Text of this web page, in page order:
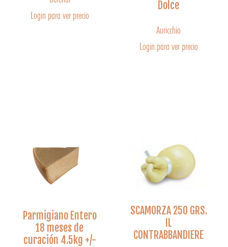
Login para ver precio
Dolce
Auricchio
Login para ver precio
Parmigiano Entero
18 meses de
curación 4.5kg +/-
SCAMORZA 250 GRS.
IL
CONTRABBANDIERE